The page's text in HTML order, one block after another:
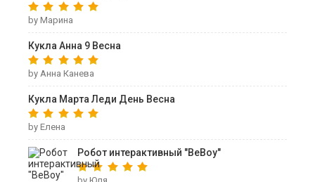
by Марина
Кукла Анна 9 Весна
by Анна Канева
Кукла Марта Леди День Весна
by Елена
Робот интерактивный "ВеВоу"